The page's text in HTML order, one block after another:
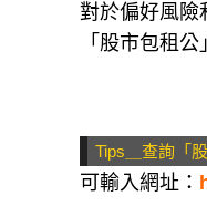
對於偏好風險
「股市包租
Tips＿查詢「
可輸入網址：